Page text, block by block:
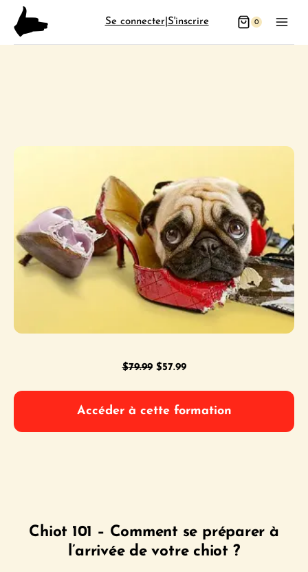
contenu
Se connecter S'inscrire 0
$79.99 Le
était :
$79.99.
$57.99Le
est :
$57.99.
Accéder à cette formation
Chiot 101 – Comment se préparer à
l’arrivée de votre chiot ?